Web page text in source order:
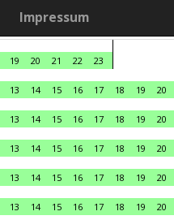
Impressum
19 20 21 22
23
13 14 15 16 17 18 19 20
13 14 15 16 17 18 19 20
13 14 15 16 17 18 19 20
13 14 15 16 17 18 19 20
13 14 15 16 17 18 19 20